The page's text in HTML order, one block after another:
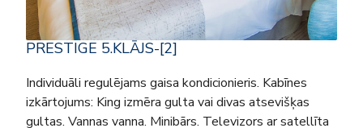
PRESTIGE 5.KLĀJS-[2]
Individuāli regulējams gaisa kondicionieris. Kabīnes
izkārtojums: King izmēra gulta vai divas atsevišķas
gultas. Vannas vanna. Minibārs. Televizors ar satellīta